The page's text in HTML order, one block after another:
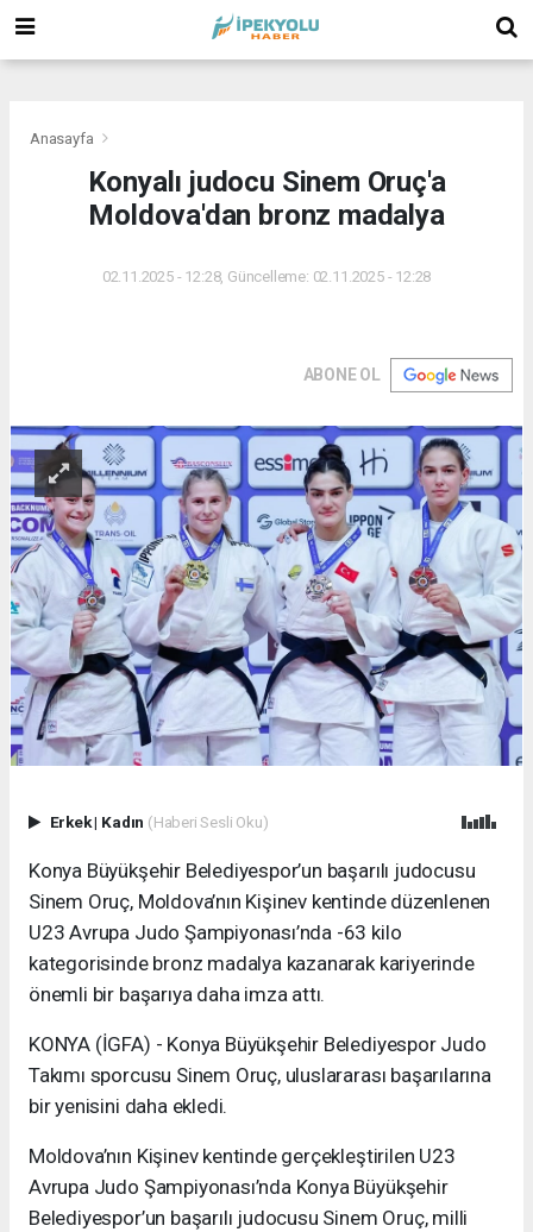
Anasayfa
Konyalı judocu Sinem Oruç'a
Moldova'dan bronz madalya
02.11.2025 - 12:28, Güncelleme: 02.11.2025 - 12:28
ABONE OL
Erkek| Kadın (Haberi Sesli Oku)
Konya Büyükşehir Belediyespor’un başarılı judocusu
Sinem Oruç, Moldova’nın Kişinev kentinde düzenlenen
U23 Avrupa Judo Şampiyonası’nda -63 kilo
kategorisinde bronz madalya kazanarak kariyerinde
önemli bir başarıya daha imza attı.
KONYA (İGFA) - Konya Büyükşehir Belediyespor Judo
Takımı sporcusu Sinem Oruç, uluslararası başarılarına
bir yenisini daha ekledi.
Moldova’nın Kişinev kentinde gerçekleştirilen U23
Avrupa Judo Şampiyonası’nda Konya Büyükşehir
Belediyespor’un başarılı judocusu Sinem Oruç, milli